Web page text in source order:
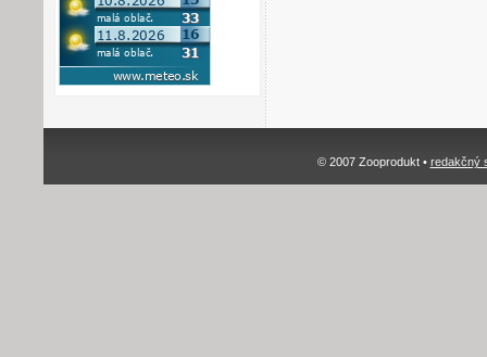
© 2007 Zooprodukt • redakčný